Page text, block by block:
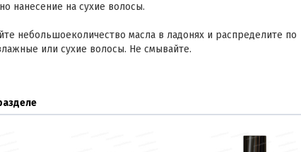
нанесение на сухие волосы.
небольшоеколичество масла в ладонях и распределите по
или сухие волосы. Не смывайте.